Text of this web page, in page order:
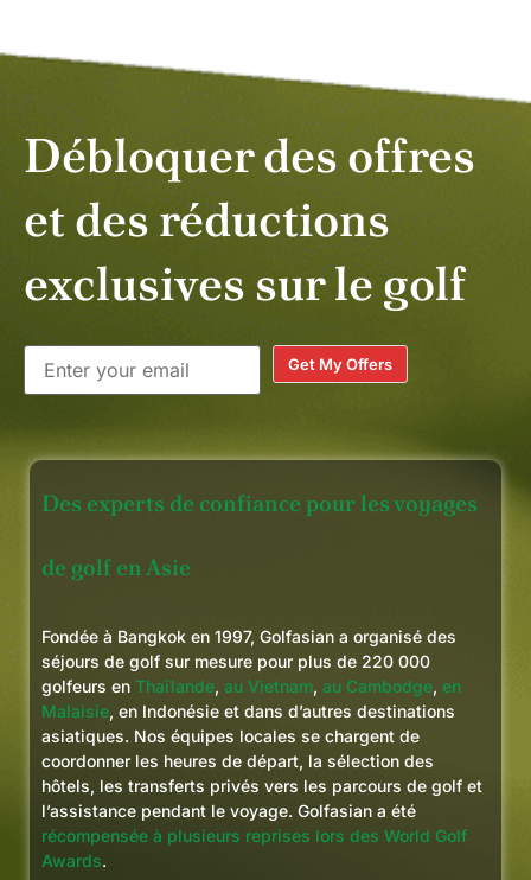
Débloquer des offres
et des réductions
exclusives sur le golf
Get My Offers
Des experts de confiance pour les voyages
de golf en Asie
Fondée à Bangkok en 1997, Golfasian a organisé des
séjours de golf sur mesure pour plus de 220 000
golfeurs en Thaïlande, au Vietnam, au Cambodge, en
Malaisie, en Indonésie et dans d’autres destinations
asiatiques. Nos équipes locales se chargent de
coordonner les heures de départ, la sélection des
hôtels, les transferts privés vers les parcours de golf et
l’assistance pendant le voyage. Golfasian a été
récompensée à plusieurs reprises lors des World Golf
Awards.